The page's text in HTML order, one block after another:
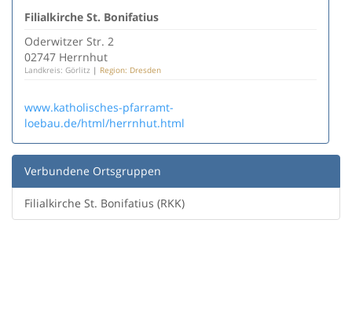
Filialkirche St. Bonifatius
Oderwitzer Str. 2
02747 Herrnhut
Landkreis: Görlitz | Region: Dresden
www.katholisches-pfarramt-
loebau.de/html/herrnhut.html
Verbundene Ortsgruppen
Filialkirche St. Bonifatius (RKK)